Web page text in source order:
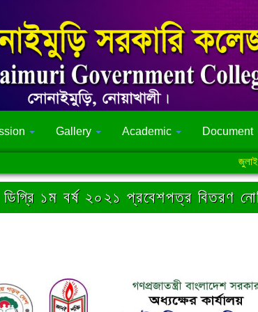
Gallery Academic Document
জুলাই
ডিগ্রি ১ম বর্ষ ২০২১ প্রবেশপত্র বিতরণ